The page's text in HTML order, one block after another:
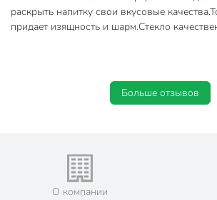
Материал
раскрыть напитку свои вкусовые
придает изящность и шарм.Стекло
Больше отзывов
О компании